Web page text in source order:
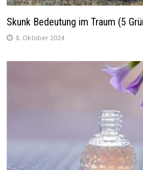
Skunk Bedeutung im Traum (5
8. Oktober 2024